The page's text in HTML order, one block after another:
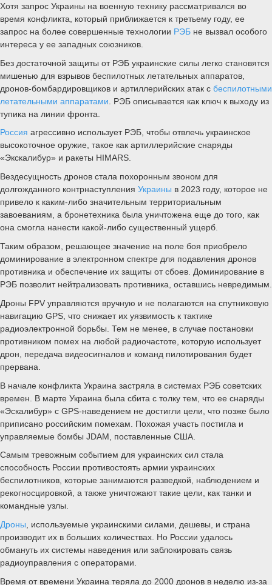
Хотя запрос Украины на военную технику рассматривался во
время конфликта, который приближается к третьему году, ее
запрос на более совершенные технологии РЭБ не вызвал особого
интереса у ее западных союзников.
Без достаточной защиты от РЭБ украинские силы легко становятся
мишенью для взрывов беспилотных летательных аппаратов,
дронов-бомбардировщиков и артиллерийских атак с беспилотными
летательными аппаратами . РЭБ описывается как ключ к выходу из
тупика на линии фронта.
Россия агрессивно использует РЭБ, чтобы отвлечь украинское
высокоточное оружие, такое как артиллерийские снаряды
«Экскалибур» и ракеты HIMARS.
Вездесущность дронов стала похоронным звоном для
долгожданного контрнаступления Украины в 2023 году, которое не
привело к каким-либо значительным территориальным
завоеваниям, а бронетехника была уничтожена еще до того, как
она смогла нанести какой-либо существенный ущерб.
Таким образом, решающее значение на поле боя приобрело
доминирование в электронном спектре для подавления дронов
противника и обеспечение их защиты от сбоев. Доминирование в
РЭБ позволит нейтрализовать противника, оставшись невредимым.
Дроны FPV управляются вручную и не полагаются на спутниковую
навигацию GPS, что снижает их уязвимость к тактике
радиоэлектронной борьбы. Тем не менее, в случае постановки
противником помех на любой радиочастоте, которую использует
дрон, передача видеосигналов и команд пилотирования будет
прервана.
В начале конфликта Украина застряла в системах РЭБ советских
времен. В марте Украина была сбита с толку тем, что ее снаряды
«Эскалибур» с GPS-наведением не достигли цели, что позже было
приписано российским помехам. Похожая участь постигла и
управляемые бомбы JDAM, поставленные США.
Самым тревожным событием для украинских сил стала
способность России противостоять армии украинских
беспилотников, которые занимаются разведкой, наблюдением и
рекогносцировкой, а также уничтожают такие цели, как танки и
командные узлы.
Дроны , используемые украинскими силами, дешевы, и страна
производит их в больших количествах. Но России удалось
обмануть их системы наведения или заблокировать связь
радиоуправления с операторами.
Время от времени Украина теряла до 2000 дронов в неделю из-за